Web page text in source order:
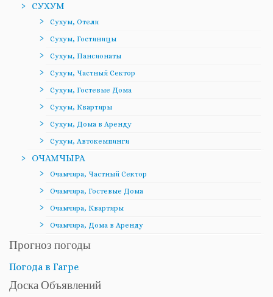
СУХУМ
Сухум, Отели
Сухум, Гостиницы
Сухум, Пансионаты
Сухум, Частный Сектор
Сухум, Гостевые Дома
Сухум, Квартиры
Сухум, Дома в Аренду
Сухум, Автокемпинги
ОЧАМЧЫРА
Очамчира, Частный Сектор
Очамчира, Гостевые Дома
Очамчира, Квартиры
Очамчира, Дома в Аренду
Прогноз погоды
Погода в Гагре
Доска Объявлений